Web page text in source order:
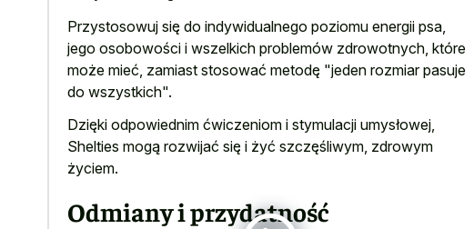
Przystosowuj się do indywidualnego poziomu energii psa,
jego osobowości i wszelkich problemów zdrowotnych, które
może mieć, zamiast stosować metodę "jeden rozmiar pasuje
do wszystkich".
Dzięki odpowiednim ćwiczeniom i stymulacji umysłowej,
Shelties mogą rozwijać się i żyć szczęśliwym, zdrowym
życiem.
Odmiany i przydatność